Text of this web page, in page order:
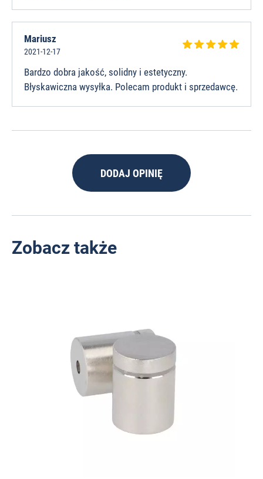
Mariusz
2021-12-17
Bardzo dobra jakość, solidny i estetyczny.
Błyskawiczna wysyłka. Polecam produkt i sprzedawcę.
DODAJ OPINIĘ
Zobacz także